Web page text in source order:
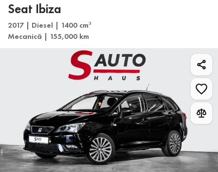
Seat Ibiza
2017 | Diesel | 1400 cm3
Mecanică | 155,000 km